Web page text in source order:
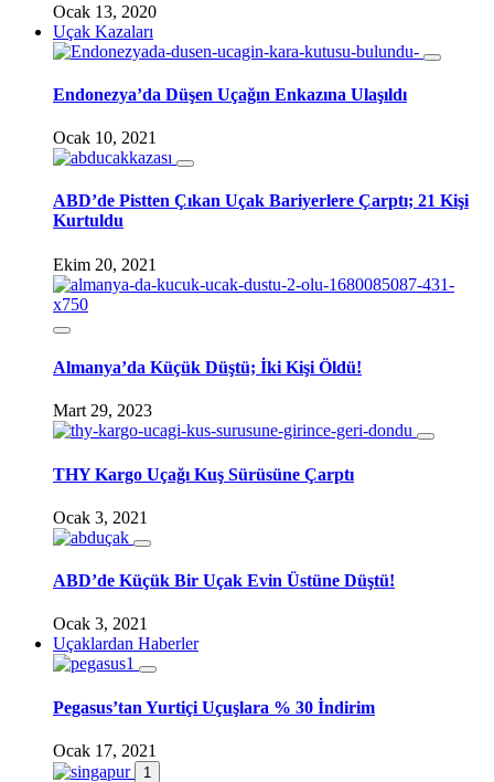
Ocak 13, 2020
Uçak Kazaları
Endonezya’da Düşen Uçağın Enkazına Ulaşıldı
Ocak 10, 2021
ABD’de Pistten Çıkan Uçak Bariyerlere Çarptı; 21 Kişi
Kurtuldu
Ekim 20, 2021
Almanya’da Küçük Düştü; İki Kişi Öldü!
Mart 29, 2023
THY Kargo Uçağı Kuş Sürüsüne Çarptı
Ocak 3, 2021
ABD’de Küçük Bir Uçak Evin Üstüne Düştü!
Ocak 3, 2021
Uçaklardan Haberler
Pegasus’tan Yurtiçi Uçuşlara % 30 İndirim
Ocak 17, 2021
1